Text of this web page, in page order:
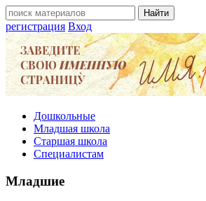
регистрация Вход
Дошкольные
Младшая школа
Старшая школа
Специалистам
Младшие